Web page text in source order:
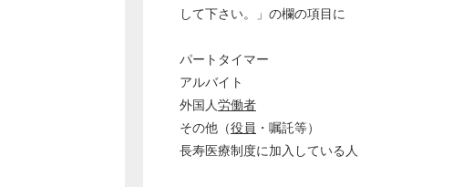
して下さい。」の欄の項目に
パートタイマー
アルバイト
外国人労働者
その他（役員 ・嘱託等）
長寿医療制度に加入している人